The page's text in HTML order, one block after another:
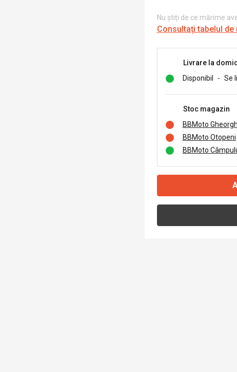
Nu știți de ce mărime
Consultați tabelul de
Livrare la
Disponibil
- Se
Stoc magazin
BBMoto
BBMoto Otopeni
BBMoto